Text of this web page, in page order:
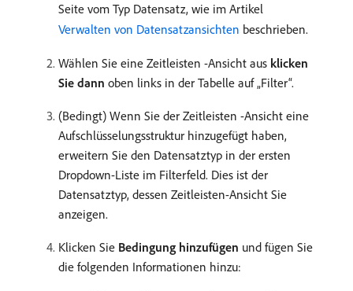
Seite vom Typ Datensatz, wie im Artikel
Verwalten von Datensatzansichten beschrieben.
Wählen Sie eine Zeitleisten -Ansicht aus klicken
Sie dann oben links in der Tabelle auf „Filter“.
(Bedingt) Wenn Sie der Zeitleisten -Ansicht eine
Aufschlüsselungsstruktur hinzugefügt haben,
erweitern Sie den Datensatztyp in der ersten
Dropdown-Liste im Filterfeld. Dies ist der
Datensatztyp, dessen Zeitleisten-Ansicht Sie
anzeigen.
Klicken Sie Bedingung hinzufügen und fügen Sie
die folgenden Informationen hinzu: